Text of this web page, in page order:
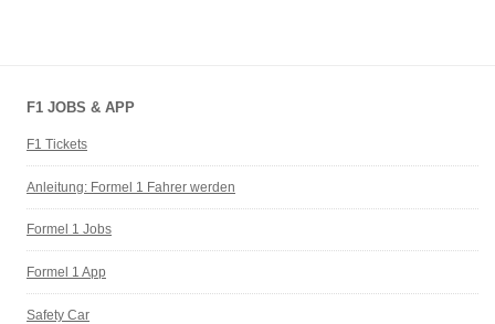
F1 JOBS & APP
F1 Tickets
Anleitung: Formel 1 Fahrer werden
Formel 1 Jobs
Formel 1 App
Safety Car